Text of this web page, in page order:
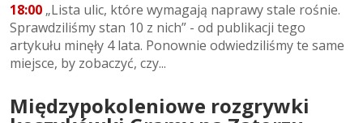
18:00 „Lista ulic, które wymagają naprawy stale rośnie.
Sprawdziliśmy stan 10 z nich” - od publikacji tego
artykułu minęły 4 lata. Ponownie odwiedziliśmy te same
miejsce, by zobaczyć, czy...
Międzypokoleniowe rozgrywki